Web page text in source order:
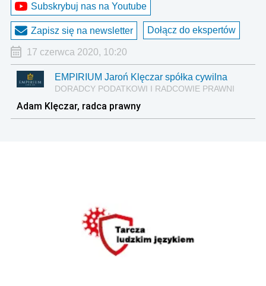
Subskrybuj nas na Youtube
Zapisz się na newsletter Dołącz do ekspertów
17 czerwca 2020, 10:20
EMPIRIUM Jaroń Klęczar spółka cywilna
DORADCY PODATKOWI I RADCOWIE PRAWNI
Adam Klęczar, radca prawny